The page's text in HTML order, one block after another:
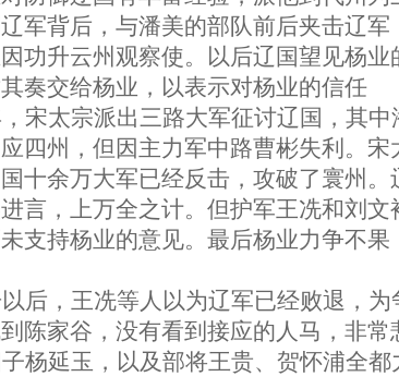
军背后，与潘美的部队前后夹击辽
功升云州观察使。以后辽国望见杨
奏交给杨业，以表示对杨业的信任
宋太宗派出三路大军征讨辽国，其
四州，但因主力军中路曹彬失利。
十余万大军已经反击，攻破了寰州
言，上万全之计。但护军王冼和刘
支持杨业的意见。最后杨业力争不
后，王冼等人以为辽军已经败退，
陈家谷，没有看到接应的人马，非
杨延玉，以及部将王贵、贺怀浦全